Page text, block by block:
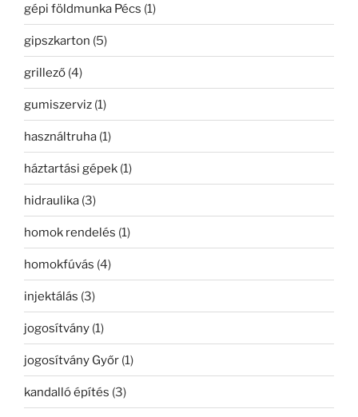
gépi földmunka Pécs (1)
gipszkarton (5)
grillező (4)
gumiszerviz (1)
használtruha (1)
háztartási gépek (1)
hidraulika (3)
homok rendelés (1)
homokfúvás (4)
injektálás (3)
jogosítvány (1)
jogosítvány Győr (1)
kandalló építés (3)